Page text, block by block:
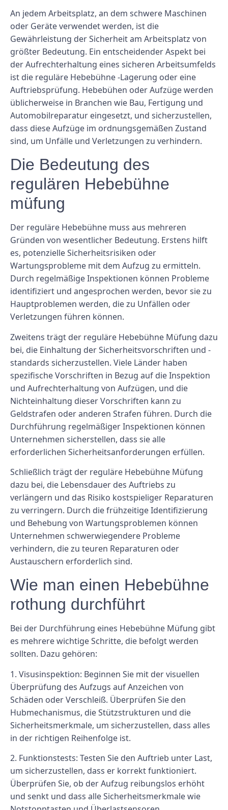
An jedem Arbeitsplatz, an dem schwere Maschinen
oder Geräte verwendet werden, ist die
Gewährleistung der Sicherheit am Arbeitsplatz von
größter Bedeutung. Ein entscheidender Aspekt bei
der Aufrechterhaltung eines sicheren Arbeitsumfelds
ist die reguläre Hebebühne -Lagerung oder eine
Auftriebsprüfung. Hebebühen oder Aufzüge werden
üblicherweise in Branchen wie Bau, Fertigung und
Automobilreparatur eingesetzt, und sicherzustellen,
dass diese Aufzüge im ordnungsgemäßen Zustand
sind, um Unfälle und Verletzungen zu verhindern.
Die Bedeutung des
regulären Hebebühne
müfung
Der reguläre Hebebühne muss aus mehreren
Gründen von wesentlicher Bedeutung. Erstens hilft
es, potenzielle Sicherheitsrisiken oder
Wartungsprobleme mit dem Aufzug zu ermitteln.
Durch regelmäßige Inspektionen können Probleme
identifiziert und angesprochen werden, bevor sie zu
Hauptproblemen werden, die zu Unfällen oder
Verletzungen führen können.
Zweitens trägt der reguläre Hebebühne Müfung dazu
bei, die Einhaltung der Sicherheitsvorschriften und -
standards sicherzustellen. Viele Länder haben
spezifische Vorschriften in Bezug auf die Inspektion
und Aufrechterhaltung von Aufzügen, und die
Nichteinhaltung dieser Vorschriften kann zu
Geldstrafen oder anderen Strafen führen. Durch die
Durchführung regelmäßiger Inspektionen können
Unternehmen sicherstellen, dass sie alle
erforderlichen Sicherheitsanforderungen erfüllen.
Schließlich trägt der reguläre Hebebühne Müfung
dazu bei, die Lebensdauer des Auftriebs zu
verlängern und das Risiko kostspieliger Reparaturen
zu verringern. Durch die frühzeitige Identifizierung
und Behebung von Wartungsproblemen können
Unternehmen schwerwiegendere Probleme
verhindern, die zu teuren Reparaturen oder
Austauschern erforderlich sind.
Wie man einen Hebebühne
rothung durchführt
Bei der Durchführung eines Hebebühne Müfung gibt
es mehrere wichtige Schritte, die befolgt werden
sollten. Dazu gehören:
1. Visusinspektion: Beginnen Sie mit der visuellen
Überprüfung des Aufzugs auf Anzeichen von
Schäden oder Verschleiß. Überprüfen Sie den
Hubmechanismus, die Stützstrukturen und die
Sicherheitsmerkmale, um sicherzustellen, dass alles
in der richtigen Reihenfolge ist.
2. Funktionstests: Testen Sie den Auftrieb unter Last,
um sicherzustellen, dass er korrekt funktioniert.
Überprüfen Sie, ob der Aufzug reibungslos erhöht
und senkt und dass alle Sicherheitsmerkmale wie